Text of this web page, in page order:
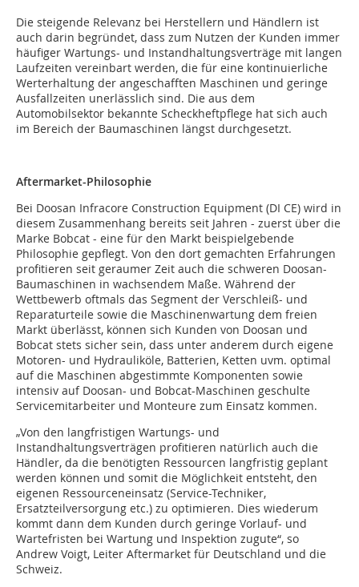
Die steigende Relevanz bei Herstellern und Händlern ist
auch darin begründet, dass zum Nutzen der Kunden immer
häufiger Wartungs- und Instandhaltungsverträge mit langen
Laufzeiten vereinbart werden, die für eine kontinuierliche
Werterhaltung der angeschafften Maschinen und geringe
Ausfallzeiten unerlässlich sind. Die aus dem
Automobilsektor bekannte Scheckheftpflege hat sich auch
im Bereich der Baumaschinen längst durchgesetzt.
Aftermarket-Philosophie
Bei Doosan Infracore Construction Equipment (DI CE) wird in
diesem Zusammenhang bereits seit Jahren - zuerst über die
Marke Bobcat - eine für den Markt beispielgebende
Philosophie gepflegt. Von den dort gemachten Erfahrungen
profitieren seit geraumer Zeit auch die schweren Doosan-
Baumaschinen in wachsendem Maße. Während der
Wettbewerb oftmals das Segment der Verschleiß- und
Reparaturteile sowie die Maschinenwartung dem freien
Markt überlässt, können sich Kunden von Doosan und
Bobcat stets sicher sein, dass unter anderem durch eigene
Motoren- und Hydrauliköle, Batterien, Ketten uvm. optimal
auf die Maschinen abgestimmte Komponenten sowie
intensiv auf Doosan- und Bobcat-Maschinen geschulte
Servicemitarbeiter und Monteure zum Einsatz kommen.
„Von den langfristigen Wartungs- und
Instandhaltungsverträgen profitieren natürlich auch die
Händler, da die benötigten Ressourcen langfristig geplant
werden können und somit die Möglichkeit entsteht, den
eigenen Ressourceneinsatz (Service-Techniker,
Ersatzteilversorgung etc.) zu optimieren. Dies wiederum
kommt dann dem Kunden durch geringe Vorlauf- und
Wartefristen bei Wartung und Inspektion zugute“, so
Andrew Voigt, Leiter Aftermarket für Deutschland und die
Schweiz.